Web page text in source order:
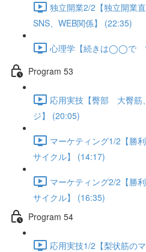
独立開業2/2【独立開業
SNS、WEB関係】 (22:35)
心理学【続きは◯◯で
Program 53
応用実技【臀部 大臀筋
ジ】 (20:05)
マーケティング1/2【勝
サイクル】 (14:17)
マーケティング2/2【勝
サイクル】 (16:35)
Program 54
応用実技1/2【梨状筋の